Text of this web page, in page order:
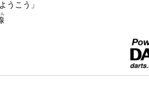
ようこう」
ん